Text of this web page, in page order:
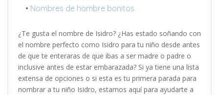
• Nombres de hombre bonitos
¿Te gusta el nombre de Isidro? ¿Has estado soñando con
el nombre perfecto como Isidro para tu niño desde antes
de que te enteraras de que ibas a ser madre o padre o
inclusive antes de estar embarazada? Si ya tiene una lista
extensa de opciones o si esta es tu primera parada para
nombrar a tu niño Isidro, estamos aquí para ayudarte a